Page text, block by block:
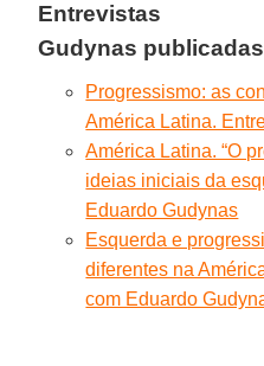
Gudynas
Progressismo: as
América Latina.
América Latina. “O
ideias iniciais da
Eduardo Gudynas
Esquerda e
diferentes na
com Eduardo